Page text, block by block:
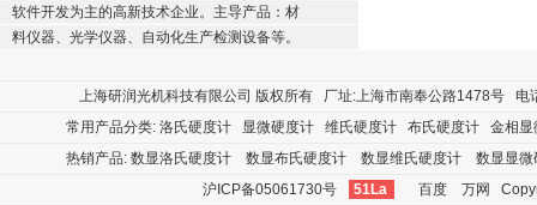
软件开发为主的高新技术企业。主导产品：材
料仪器、光学仪器、自动化生产检测设备等。
上海研润光机科技有限公司 版权所有 厂址:上海市南奉公路1478号
常用产品分类: 洛氏硬度计 显微硬度计 维氏硬度计 布氏硬度计
金相显
热销产品: 数显洛氏硬度计 数显布氏硬度计 数显维氏硬度计
数显显微
沪ICP备05061730号
51La 百度 万网